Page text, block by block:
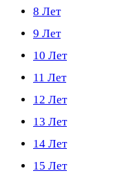
8 Лет
9 Лет
10 Лет
11 Лет
12 Лет
13 Лет
14 Лет
15 Лет